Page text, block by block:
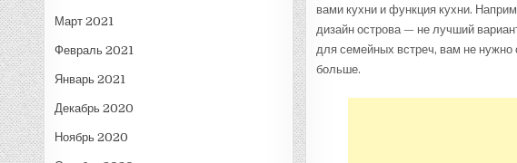
Март 2021
Февраль 2021
Январь 2021
Декабрь 2020
Ноябрь 2020
вами кухни и функция кухни.
дизайн острова — не лучший
для семейных встреч, вам не
больше.